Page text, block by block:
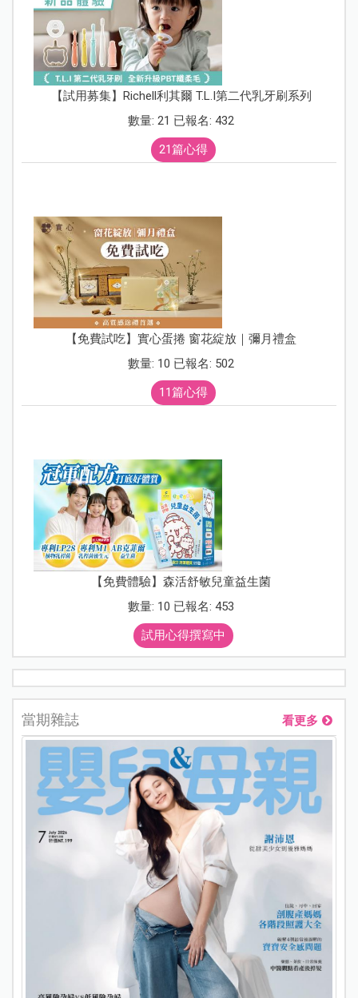
【試用募集】Richell利其爾 T.L.I第二代乳牙刷系列
數量: 21 已報名: 432
21篇心得
【免費試吃】實心蛋捲 窗花綻放｜彌月禮盒
數量: 10 已報名: 502
11篇心得
【免費體驗】森活舒敏兒童益生菌
數量: 10 已報名: 453
試用心得撰寫中
當期雜誌 看更多